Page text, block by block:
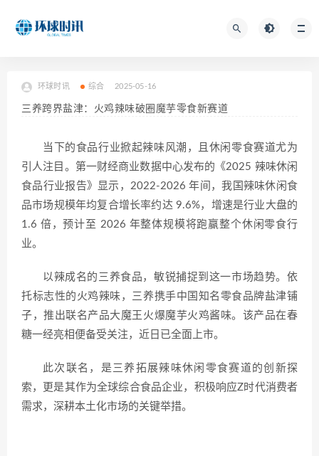
环球时讯 综合 2025-05-16
三养跨界盐津：火鸡辣味破圈魔芋零食新赛道
当下的食品行业掀起辣味风潮，且休闲零食赛道尤为
引人注目。第一财经商业数据中心发布的《2025 辣味休闲
食品行业报告》显示，2022-2026 年间，我国辣味休闲食
品市场规模年均复合增长率约达 9.6%，增速是行业大盘的
1.6 倍，预计至 2026 年整体规模将跑赢整个休闲零食行
业。
以辣成名的三养食品，敏锐捕捉到这一市场趋势。依
托标志性的火鸡辣味，三养携手中国知名零食品牌盐津铺
子，推出联名产品大魔王火爆魔芋火鸡酱味。该产品在春
糖一经亮相便备受关注，近日已全面上市。
此次联名，是三养拓展辣味休闲零食赛道的创新探
索，更是其作为全球综合食品企业，积极响应Z时代消费者
需求，深耕本土化市场的关键举措。